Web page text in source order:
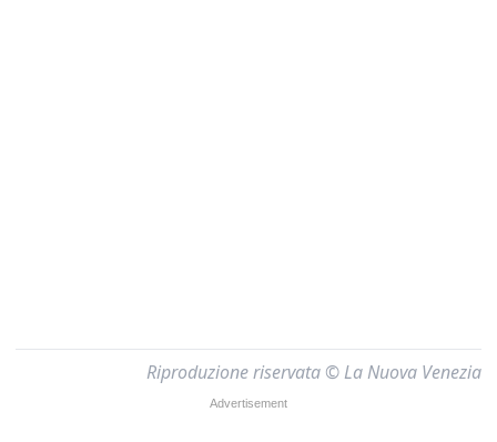
Riproduzione riservata © La Nuova Venezia